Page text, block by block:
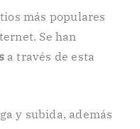
más populares
Se han
a través de esta
y subida, además